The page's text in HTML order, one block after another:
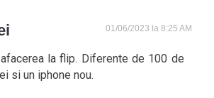
01/06/2023 la 8:25 AM
la flip. Diferente de 100 de
si un iphone nou.